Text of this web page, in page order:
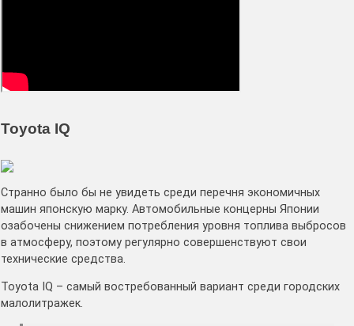
Toyota IQ
Странно было бы не увидеть среди перечня экономичных
машин японскую марку. Автомобильные концерны Японии
озабочены снижением потребления уровня топлива выбросов
в атмосферу, поэтому регулярно совершенствуют свои
технические средства.
Toyota IQ – самый востребованный вариант среди городских
малолитражек.